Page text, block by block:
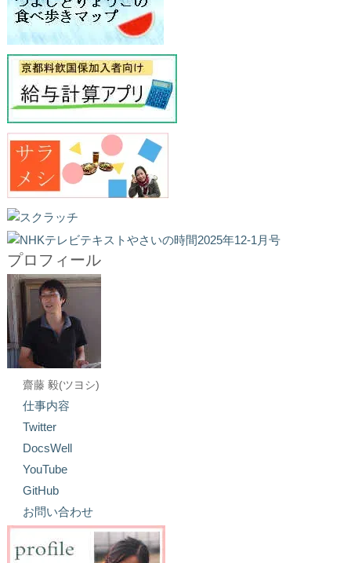
プロフィール
齋藤 毅(ツヨシ)
仕事内容
Twitter
DocsWell
YouTube
GitHub
お問い合わせ